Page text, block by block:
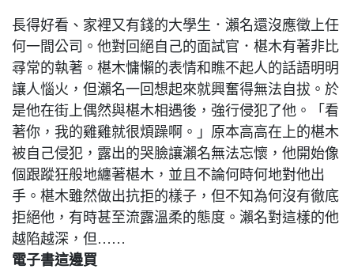
長得好看、家裡又有錢的大學生．瀨名還沒應徵上任
何一間公司。他對回絕自己的面試官．椹木有著非比
尋常的執著。椹木慵懶的表情和瞧不起人的話語明明
讓人惱火，但瀨名一回想起來就興奮得無法自拔。於
是他在街上偶然與椹木相遇後，強行侵犯了他。「看
著你，我的雞雞就很煩躁啊。」原本高高在上的椹木
被自己侵犯，露出的哭臉讓瀨名無法忘懷，他開始像
個跟蹤狂般地纏著椹木，並且不論何時何地對他出
手。椹木雖然做出抗拒的樣子，但不知為何沒有徹底
拒絕他，有時甚至流露溫柔的態度。瀨名對這樣的他
越陷越深，但……
電子書這邊買